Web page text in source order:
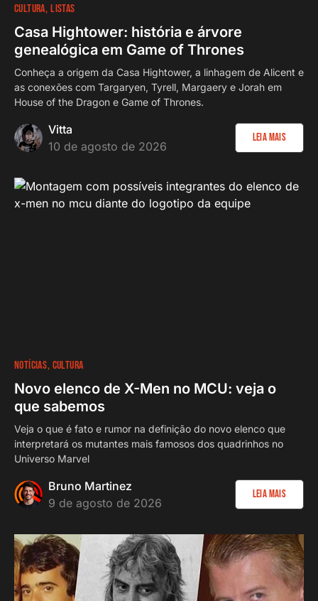
CULTURA LISTAS
Casa Hightower: história e árvore
genealógica em Game of Thrones
Conheça a origem da Casa Hightower, a linhagem de Alicent e
as conexões com Targaryen, Tyrell, Margaery e Jorah em
House of the Dragon e Game of Thrones.
Vitta
10 de agosto de 2026
Leia Mais
NOTÍCIAS CULTURA
Novo elenco de X-Men no MCU: veja o
que sabemos
Veja o que é fato e rumor na definição do novo elenco que
interpretará os mutantes mais famosos dos quadrinhos no
Universo Marvel
Bruno Martinez
9 de agosto de 2026
Leia Mais